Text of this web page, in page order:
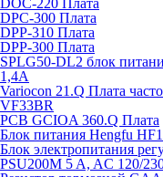
DOC-220 Плата
DPC-300 Плата
DPP-310 Плата
DPP-300 Плата
SPLG50-DL2 блок
1,4А
Variocon 21.Q Плата
VF33BR
PCB GCIOA 360.Q Плата
Блок питания Hengfu
Блок электропитания
PSU200M 5 A, AC 120/